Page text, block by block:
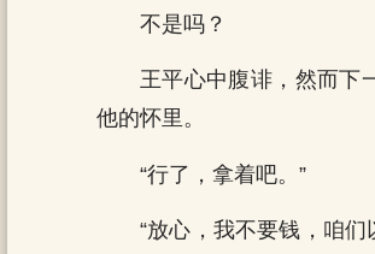
不是吗？
王平心中腹诽，然而下
他的怀里。
“行了，拿着吧。”
“放心，我不要钱，咱